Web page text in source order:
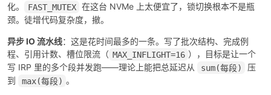
化。
FAST_MUTEX 在这台 NVMe 上太便宜了，锁切换根本不是瓶
颈。徒增代码复杂度，撤。
异步 IO 流水线：这是花时间最多的一条。写了批次结构、完成例
程、引用计数、槽位限流（ MAX_INFLIGHT=16 ），目标是让一个
写 IRP 里的多个段并发跑——理论上能把总延迟从
sum(每段)
压
到
max(每段) 。